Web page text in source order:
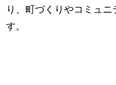
り、町づくりやコミュ
す。